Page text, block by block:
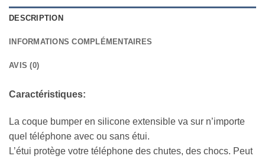
DESCRIPTION
INFORMATIONS COMPLÉMENTAIRES
AVIS (0)
Caractéristiques:
La coque bumper en silicone extensible va sur n’importe
quel téléphone avec ou sans étui.
L’étui protège votre téléphone des chutes, des chocs. Peut